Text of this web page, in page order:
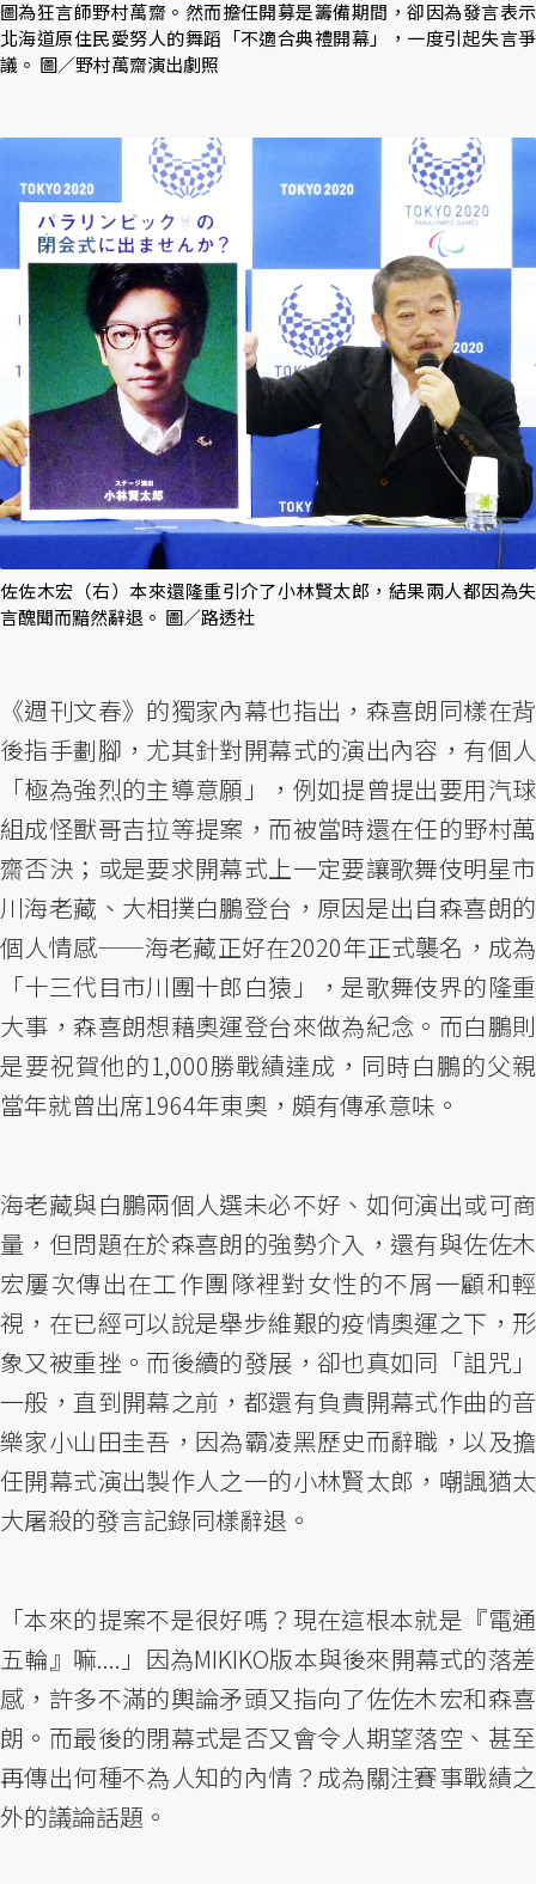
圖為狂言師野村萬齋。然而擔任開募是籌備期間，卻因為發言表示
北海道原住民愛努人的舞蹈「不適合典禮開幕」，一度引起失言爭
議。 圖／野村萬齋演出劇照
佐佐木宏（右）本來還隆重引介了小林賢太郎，結果兩人都因為失
言醜聞而黯然辭退。 圖／路透社
《週刊文春》的獨家內幕也指出，森喜朗同樣在背
後指手劃腳，尤其針對開幕式的演出內容，有個人
「極為強烈的主導意願」，例如提曾提出要用汽球
組成怪獸哥吉拉等提案，而被當時還在任的野村萬
齋否決；或是要求開幕式上一定要讓歌舞伎明星市
川海老藏、大相撲白鵬登台，原因是出自森喜朗的
個人情感——海老藏正好在2020年正式襲名，成為
「十三代目市川團十郎白猿」，是歌舞伎界的隆重
大事，森喜朗想藉奧運登台來做為紀念。而白鵬則
是要祝賀他的1,000勝戰績達成，同時白鵬的父親
當年就曾出席1964年東奧，頗有傳承意味。
海老藏與白鵬兩個人選未必不好、如何演出或可商
量，但問題在於森喜朗的強勢介入，還有與佐佐木
宏屢次傳出在工作團隊裡對女性的不屑一顧和輕
視，在已經可以說是舉步維艱的疫情奧運之下，形
象又被重挫。而後續的發展，卻也真如同「詛咒」
一般，直到開幕之前，都還有負責開幕式作曲的音
樂家小山田圭吾，因為霸凌黑歷史而辭職，以及擔
任開幕式演出製作人之一的小林賢太郎，嘲諷猶太
大屠殺的發言記錄同樣辭退。
「本來的提案不是很好嗎？現在這根本就是『電通
五輪』嘛....」因為MIKIKO版本與後來開幕式的落差
感，許多不滿的輿論矛頭又指向了佐佐木宏和森喜
朗。而最後的閉幕式是否又會令人期望落空、甚至
再傳出何種不為人知的內情？成為關注賽事戰績之
外的議論話題。